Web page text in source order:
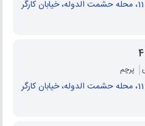
تهران، منطقه 11، محله حشمت الدوله، خیابان کارگر
پرچم
تهران، منطقه 11، محله حشمت الدوله، خیابان کارگر